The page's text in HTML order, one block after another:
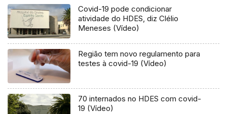
Covid-19 pode condicionar
atividade do HDES, diz Clélio
Meneses (Vídeo)
Região tem novo regulamento para
testes à covid-19 (Vídeo)
70 internados no HDES com covid-
19 (Vídeo)